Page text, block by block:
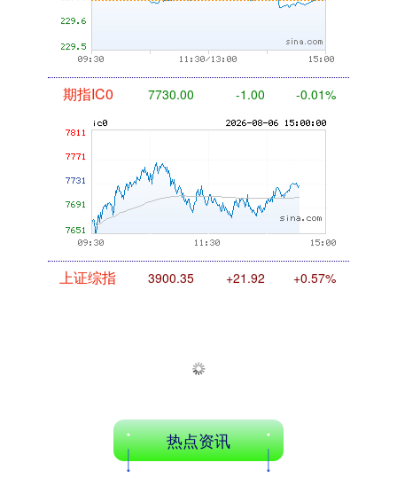
期指IC0 -1.00 -0.01%
热点资讯